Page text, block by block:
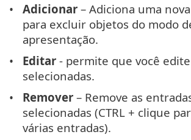
Adicionar – Adiciona uma
para excluir objetos do modo
apresentação.
Editar - permite que você
selecionadas.
Remover – Remove as
selecionadas (CTRL + clique
várias entradas).